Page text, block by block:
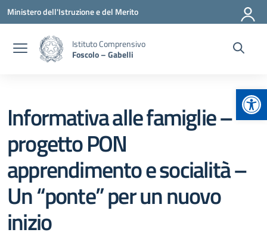
Vai ai contenuti
Vai al menu di navigazione
Vai al footer
Ministero dell'Istruzione e del Merito
Istituto Comprensivo
Foscolo – Gabelli
Informativa alle famiglie –
progetto PON
apprendimento e socialità –
Un “ponte” per un nuovo
inizio